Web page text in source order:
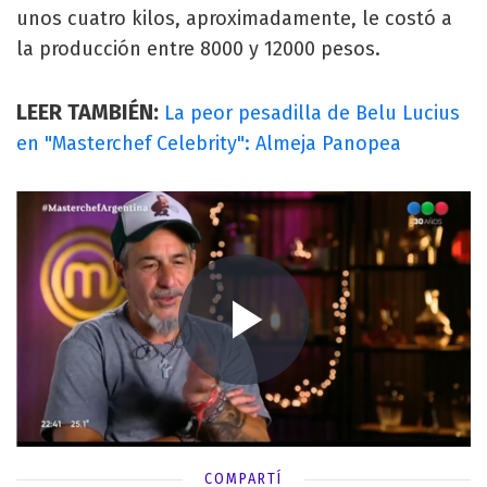
unos cuatro kilos, aproximadamente, le costó a
la producción entre 8000 y 12000 pesos.
LEER TAMBIÉN: La peor pesadilla de Belu Lucius
en "Masterchef Celebrity": Almeja Panopea
COMPARTÍ